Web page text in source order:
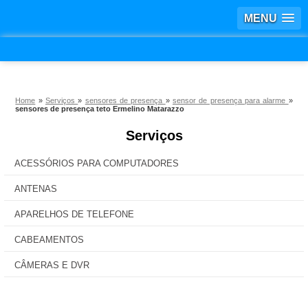
MENU
Home »Serviços» sensores de presença » sensor de presença para alarme »
sensores de presença teto Ermelino Matarazzo
Serviços
ACESSÓRIOS PARA COMPUTADORES
ANTENAS
APARELHOS DE TELEFONE
CABEAMENTOS
CÂMERAS E DVR